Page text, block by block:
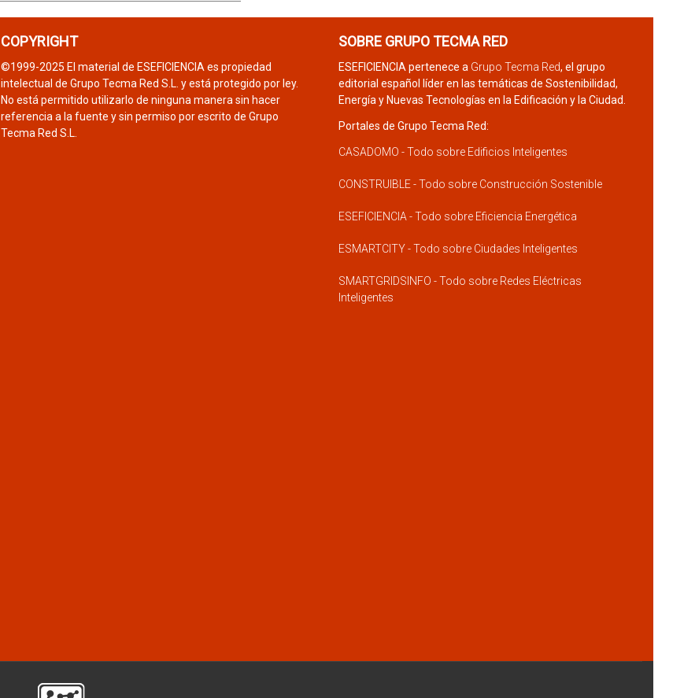
COPYRIGHT
©1999-2025 El material de ESEFICIENCIA es propiedad
intelectual de Grupo Tecma Red S.L. y está protegido por ley.
No está permitido utilizarlo de ninguna manera sin hacer
referencia a la fuente y sin permiso por escrito de Grupo
Tecma Red S.L.
SOBRE GRUPO TECMA RED
ESEFICIENCIA pertenece a Grupo Tecma Red, el grupo
editorial español líder en las temáticas de Sostenibilidad,
Energía y Nuevas Tecnologías en la Edificación y la Ciudad.
Portales de Grupo Tecma Red:
CASADOMO - Todo sobre Edificios Inteligentes
CONSTRUIBLE - Todo sobre Construcción Sostenible
ESEFICIENCIA - Todo sobre Eficiencia Energética
ESMARTCITY - Todo sobre Ciudades Inteligentes
SMARTGRIDSINFO - Todo sobre Redes Eléctricas
Inteligentes